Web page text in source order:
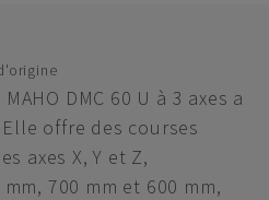
DMC 60 U à 3 axes a
offre des courses
axes X, Y et Z,
700 mm et 600 mm,